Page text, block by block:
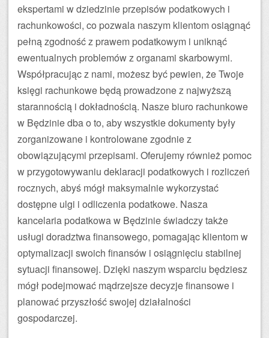
ekspertami w dziedzinie przepisów podatkowych i
rachunkowości, co pozwala naszym klientom osiągnąć
pełną zgodność z prawem podatkowym i uniknąć
ewentualnych problemów z organami skarbowymi.
Współpracując z nami, możesz być pewien, że Twoje
księgi rachunkowe będą prowadzone z najwyższą
starannością i dokładnością. Nasze biuro rachunkowe
w Będzinie dba o to, aby wszystkie dokumenty były
zorganizowane i kontrolowane zgodnie z
obowiązującymi przepisami. Oferujemy również pomoc
w przygotowywaniu deklaracji podatkowych i rozliczeń
rocznych, abyś mógł maksymalnie wykorzystać
dostępne ulgi i odliczenia podatkowe. Nasza
kancelaria podatkowa w Będzinie świadczy także
usługi doradztwa finansowego, pomagając klientom w
optymalizacji swoich finansów i osiągnięciu stabilnej
sytuacji finansowej. Dzięki naszym wsparciu będziesz
mógł podejmować mądrzejsze decyzje finansowe i
planować przyszłość swojej działalności
gospodarczej.